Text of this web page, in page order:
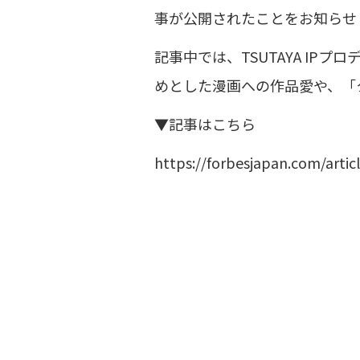
事が公開されたことをお知ら
記事中では、TSUTAYA IPプ
めとした漫画への作品愛や、
▼記事はこちら
https://forbesjapan.com/